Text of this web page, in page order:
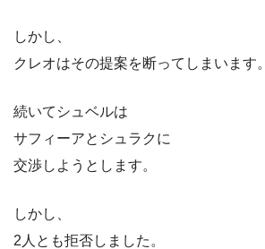
しかし、
クレオはその提案を断ってしまいます。
続いてシュベルは
サフィーアとシュラクに
交渉しようとします。
しかし、
2人とも拒否しました。